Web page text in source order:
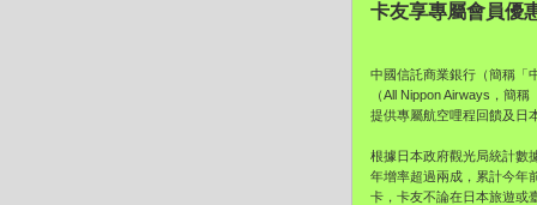
卡友享專屬會員
中國信託商業銀行（簡稱「
（All Nippon Airways，簡
提供專屬航空哩程回饋及日
根據日本政府觀光局統計數
年增率超過兩成，累計今年
卡，卡友不論在日本旅遊或